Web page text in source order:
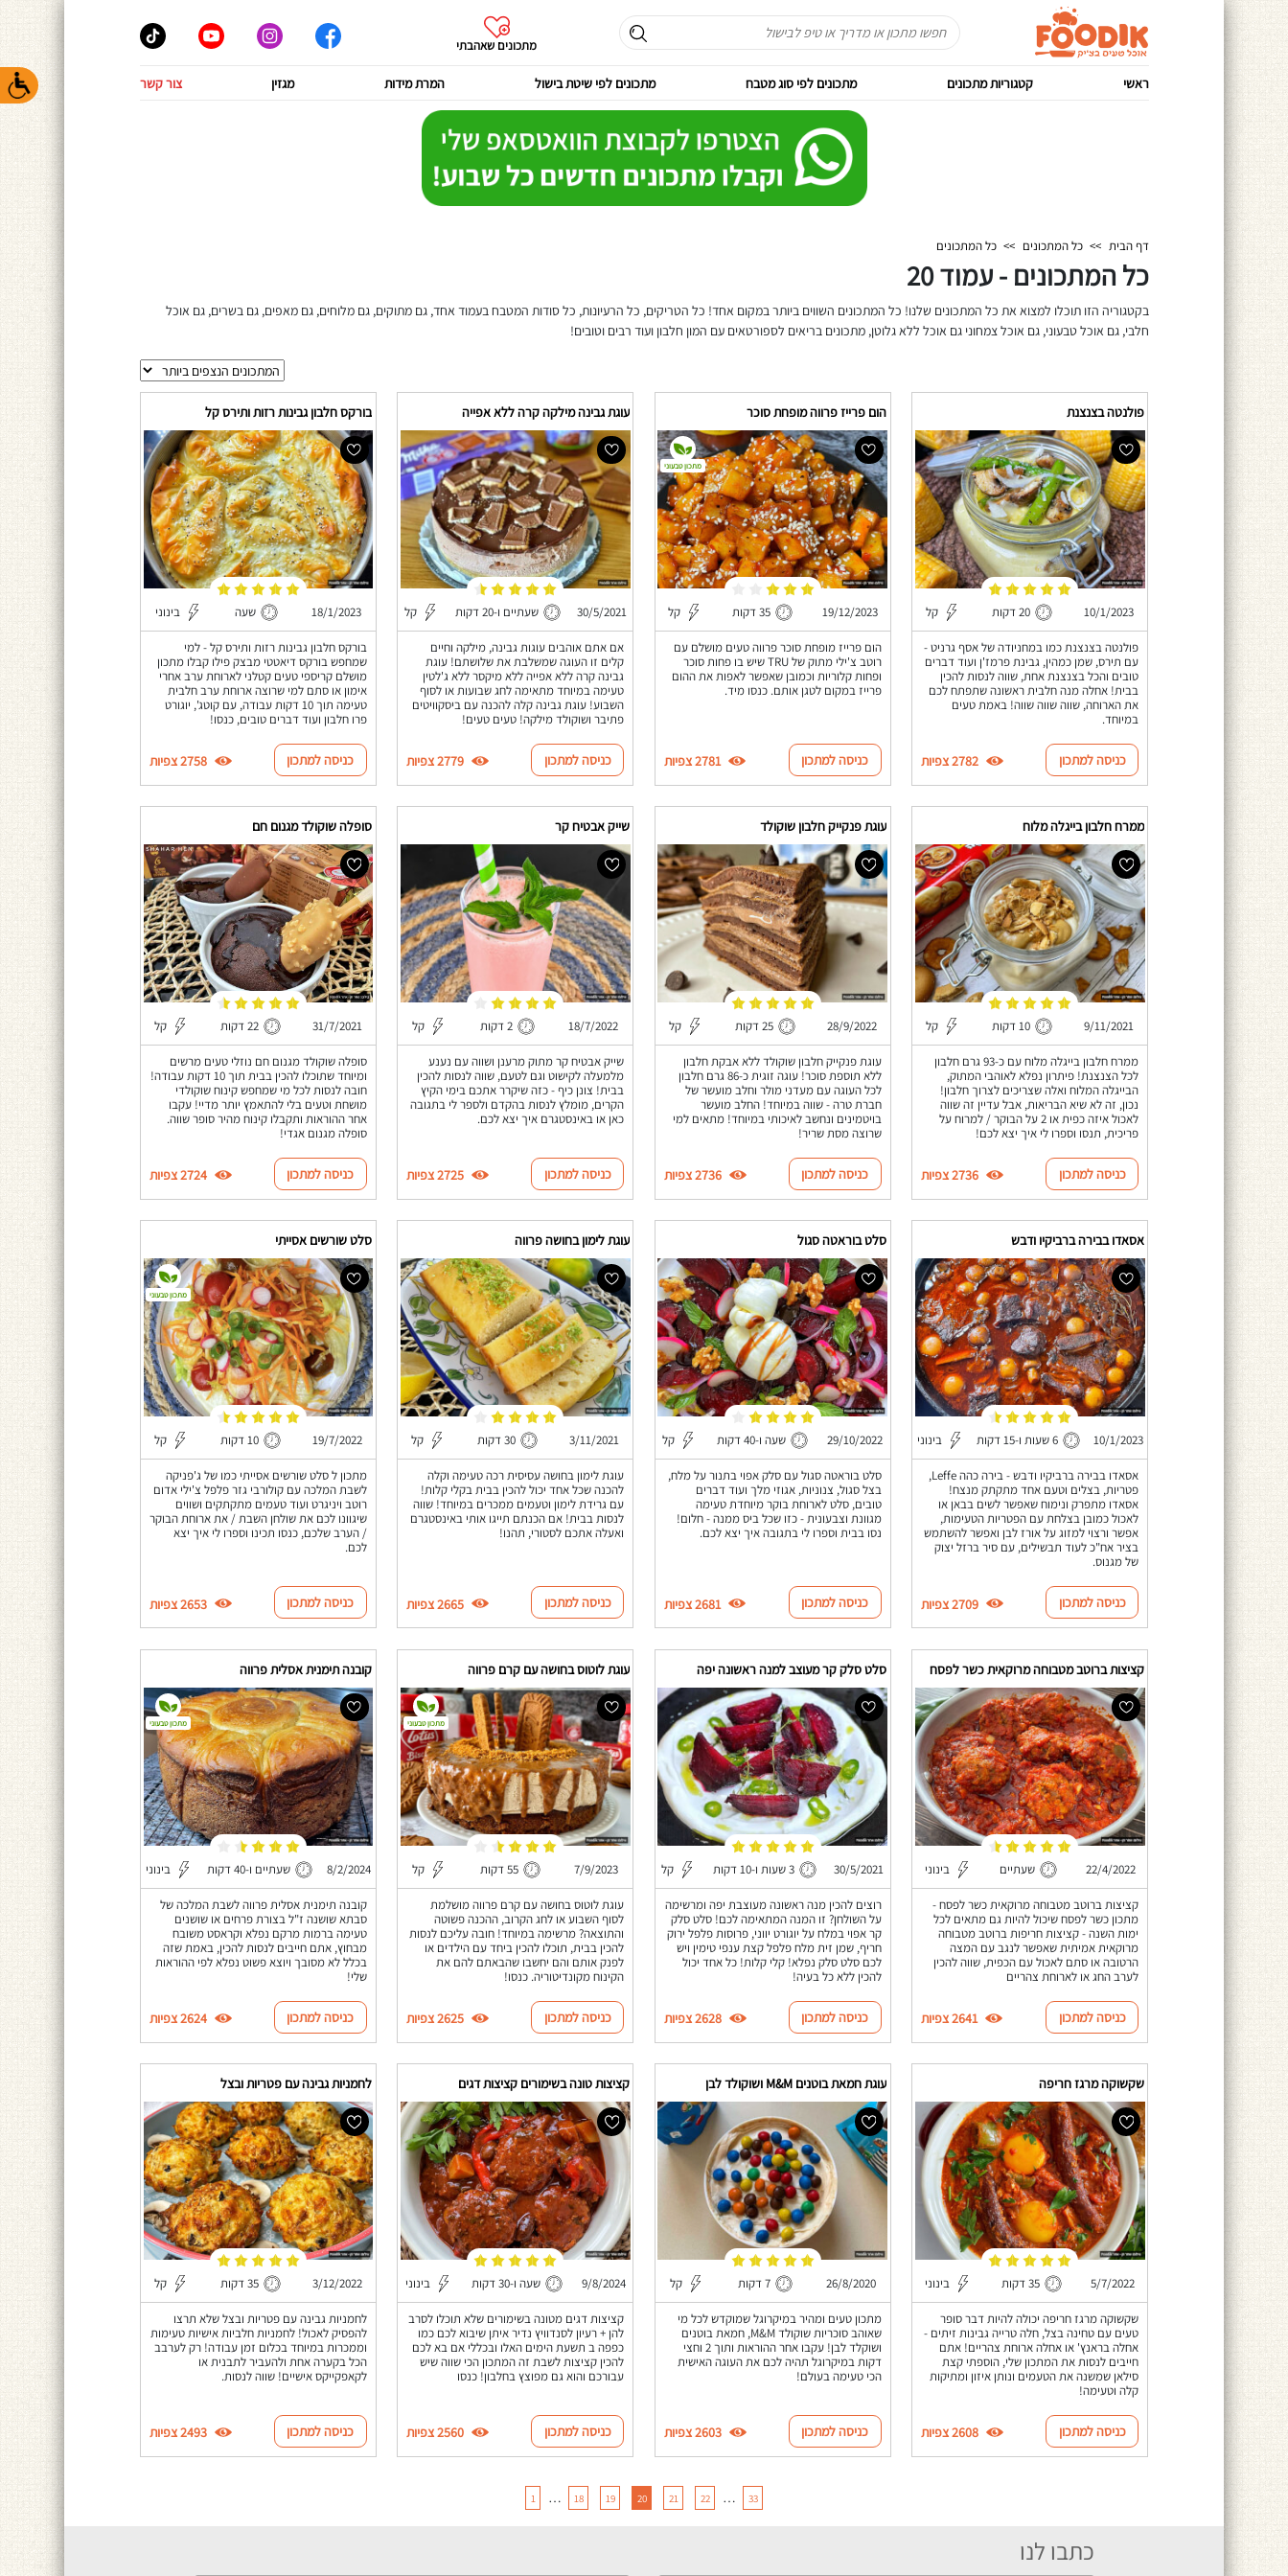
מתכונים שאהבתי
ראשי קטגוריות מתכונים מתכונים לפי סוג מטבח מתכונים לפי שיטת בישול המרת מידות מגזין צור קשר
דף הבית >> כל המתכונים >> כל המתכונים
כל המתכונים - עמוד 20
בקטגוריה הזו תוכלו למצוא את כל המתכונים שלנו! כל המתכונים השווים ביותר במקום אחד! כל הטריקים, כל הרעיונות, כל סודות המטבח בעמוד אחד, גם מתוקים, גם מלוחים, גם מאפים, גם בשרים, גם אוכל
חלבי, גם אוכל טבעוני, גם אוכל צמחוני גם אוכל ללא גלוטן, מתכונים בריאים לספורטאים עם המון חלבון ועוד רבים וטובים!
פולנטה בצנצנת
10/1/2023 20 דקות קל
פולנטה בצנצנת כמו במחניודה של אסף גרניט -
עם תירס, שמן כמהין, גבינת פרמז'ן ועוד דברים
טובים והכל בצנצנת אחת, שווה לנסות להכין
בבית! אחלה מנה חלבית ראשונה שתפתח לכם
את הארוחה, שווה שווה שווה! באמת טעים
במיוחד.
כניסה למתכון 2782 צפיות
הום פרייז פרווה מופחת סוכר
19/12/2023 35 דקות קל
הום פרייז מופחת סוכר פרווה טעים מושלם עם
רוטב צ'ילי מתוק של TRU שיש בו פחות סוכר
ופחות קלוריות וכמובן שאפשר לאפות את ההום
פרייז במקום לטגן אותם. כנסו מיד.
מתכון טבעוני
כניסה למתכון 2781 צפיות
עוגת גבינה מילקה קרה ללא אפייה
30/5/2021 שעתיים ו-20 דקות קל
אם אתם אוהבים עוגות גבינה, מילקה וחיים
קלים זו העוגה שמשלבת את שלושתם! עוגת
גבינה קרה ללא אפייה ללא מיקסר ללא ג'לטין
טעימה במיוחד מתאימה לחג שבועות או לסוף
השבוע! עוגת גבינה קלה להכנה עם ביסקוויטים
פתיבר ושוקולד מילקה! טעים טעים!
כניסה למתכון 2779 צפיות
בורקס חלבון גבינות רזות ותירס קל
18/1/2023 שעה בינוני
בורקס חלבון גבינות רזות ותירס קל - למי
שמחפש בורקס דיאטטי מבצק פילו קבלו מתכון
מושלם קריספי טעים קטלני לארוחת ערב אחרי
אימון או סתם למי שרוצה ארוחת ערב חלבית
טעימה תוך 10 דקות עבודה, עם קוטג', יוגורט
פרו חלבון ועוד דברים טובים, כנסו!
כניסה למתכון 2758 צפיות
ממרח חלבון בייגלה מלוח
9/11/2021 10 דקות קל
ממרח חלבון בייגלה מלוח עם כ-93 גרם חלבון
לכל הצנצנת! פיתרון נפלא לאוהבי המתוק,
הבייגלה המלוח ואלה שצריכים לצרוך חלבון!
נכון, זה לא שיא הבריאות, אבל עדיין זה שווה
לאכול איזה כפית או 2 על הבוקר / למרוח על
פריכית, תנסו וספרו לי איך יצא לכם!
כניסה למתכון 2736 צפיות
עוגת פנקייק חלבון שוקולד
28/9/2022 25 דקות קל
עוגת פנקייק חלבון שוקולד ללא אבקת חלבון
ללא תוספת סוכר! עוגה זוגית כ-86 גרם חלבון
לכל העוגה עם מעדני מולר וחלב מועשר של
חברת טרה - שווה במיוחד! החלב מועשר
בויטמינים ונחשב לאיכותי במיוחד! מתאים למי
שרוצה מסת שריר!
כניסה למתכון 2736 צפיות
שייק אבטיח קר
18/7/2022 2 דקות קל
שייק אבטיח קר מתוק מרענן ושווה עם נענע
מלמעלה לקישוט וגם לטעם, שווה לנסות להכין
בבית! צונן כיף - כזה שיקרר אתכם בימי הקיץ
הקרים, מומלץ לנסות בהקדם ולספר לי בתגובה
כאן או באינסטגרם איך יצא לכם.
כניסה למתכון 2725 צפיות
סופלה שוקולד מגנום חם
31/7/2021 22 דקות קל
סופלה שוקולד מגנום חם נוזלי טעים מרשים
ומיוחד שתוכלו להכין בבית תוך 10 דקות עבודה!
חובה לנסות לכל מי שמחפש קינוח שוקולדי
מושחת וטעים בלי להתאמץ יותר מדיי! עקבו
אחר ההוראות ותקבלו קינוח מהיר סופר שווה.
סופלה מגנום אגדי!
כניסה למתכון 2724 צפיות
אסאדו בבירה ברביקיו ודבש
10/1/2023 6 שעות ו-15 דקות בינוני
אסאדו בבירה ברביקיו ודבש - בירה כהה Leffe,
פטריות, בצלים וטעם אחד מתקתק מנצח!
אסאדו מתפרק ונימוח שאפשר לשים בבאן או
לאכול כמובן בצלחת עם הפטריות הטעימות,
אפשר ורצוי למזוג על אורז לבן ואפשר להשתמש
בציר אח"כ לעוד תבשילים, עם סיר ברזל יצוק
של מגנוס.
כניסה למתכון 2709 צפיות
סלט בוראטה סגול
29/10/2022 שעה ו-40 דקות קל
סלט בוראטה סגול עם סלק אפוי בתנור על מלח,
בצל סגול, צנוניות, אגוזי מלך ועוד דברים
טובים, סלט לארוחת בוקר מיוחדת טעימה
מגוונת וצבעונית - כזו שכל ביס ממנה - חלום!
נסו בבית וספרו לי בתגובה איך יצא לכם.
כניסה למתכון 2681 צפיות
עוגת לימון בחושה פרווה
3/11/2021 30 דקות קל
עוגת לימון בחושה עסיסית רכה טעימה וקלה
להכנה שכל אחד יכול להכין בבית בקלי קלות!
עם גרידת לימון וטעמים ממכרים במיוחד! שווה
לנסות בבית! אם הכנתם תייגו אותי באינסטגרם
ואעלה אתכם לסטורי, תהנו!
כניסה למתכון 2665 צפיות
סלט שורשים אסייתי
19/7/2022 10 דקות קל
מתכון ל סלט שורשים אסייתי כמו של ג'פניקה
לשבת המלכה עם קולורבי גזר פלפל צ'ילי אדום
רוטב ויניגרט ועוד טעמים מתקתקים ושווים
שיגוונו לכם את שולחן השבת / את ארוחת הבוקר
/ הערב שלכם, כנסו תכינו וספרו לי איך יצא
לכם.
מתכון טבעוני
כניסה למתכון 2653 צפיות
קציצות ברוטב מטבוחה מרוקאית כשר לפסח
22/4/2022 שעתיים בינוני
קציצות ברוטב מטבוחה מרוקאית כשר לפסח -
מתכון כשר לפסח שיכול להיות גם מתאים לכל
ימות השנה - קציצות חריפות ברוטב מטבוחה
מרוקאית אמיתית שאפשר לנגב עם המצה
הרטובה או סתם לאכול עם הכפית, שווה להכין
לערב החג או לארוחת צהריים
כניסה למתכון 2641 צפיות
סלט סלק קר מעוצב למנה ראשונה יפה
30/5/2021 3 שעות ו-10 דקות קל
רוצים להכין מנה ראשונה מעוצבת יפה ומרשימה
על השולחן? זו המנה המתאימה לכם! סלט סלק
קר אפוי במלח על יוגורט יווני, פרוסות פלפל ירוק
חריף, שמן זית מלח פלפל קצת ענפי טימין ויש
לכם סלט סלק נפלא! קלי קלות! כל אחד יכול
להכין ללא כל בעיה!
כניסה למתכון 2628 צפיות
עוגת לוטוס בחושה עם קרם פרווה
7/9/2023 55 דקות קל
עוגת לוטוס בחושה עם קרם פרווה מושלמת
לסוף השבוע או לחג הקרוב, ההכנה פשוטה
והתוצאה? מרשימה במיוחד! חובה עליכם לנסות
להכין בבית, תוכלו להכין ביחד עם הילדים או
לפנק אותם והם יחשבו שהבאתם להם את
הקינוח מקונדיטוריה. כנסו!
מתכון טבעוני
כניסה למתכון 2625 צפיות
קובנה תימנית אסלית פרווה
8/2/2024 שעתיים ו-40 דקות בינוני
קובנה תימנית אסלית פרווה לשבת המלכה של
סבתא שושנה ז"ל בצורת פרחים או שושנים
טעימה ברמות מרקם נפלא וקראסט משובח
מבחוץ, אתם חייבים לנסות להכין, באמת שזה
בכלל לא מסובך ויוצא פשוט נפלא לפי ההוראות
שלי!
מתכון טבעוני
כניסה למתכון 2624 צפיות
שקשוקה מרגז חריפה
5/7/2022 35 דקות בינוני
שקשוקה מרגז חריפה יכולה להיות דבר סופר
טעים עם טחינה בצל, חלה טרייה גבינות זיתים -
אחלה בראנץ' או אחלה ארוחת צהריים! אתם
חייבים לנסות את המתכון שלי, הוספתי קצת
סילאן שמשנה את הטעמים ונותן איזון ומתיקות
קלה וטעימה!
כניסה למתכון 2608 צפיות
עוגת חמאת בוטנים M&M ושוקולד לבן
26/8/2020 7 דקות קל
מתכון טעים ומהיר במיקרוגל שמוקדש לכל מי
שאוהב סוכריות שוקולד M&M, חמאת בוטנים
ושוקלד לבן! עקבו אחר ההוראות ותוך 2 וחצי
דקות במיקרוגל תהיה לכם את העוגה האישית
הכי טעימה בעולם!
כניסה למתכון 2603 צפיות
קציצות טונה בשימורים קציצות דגים
9/8/2024 שעה ו-30 דקות בינוני
קציצות דגים מטונה בשימורים שלא תוכלו לסרב
להן + רעיון לסנדוויץ נדיר איתן שיבוא לכם כמו
כפפה ב תשעת הימים האלו ובכללי אם בא לכם
להכין קציצות לשבת זה המתכון הכי שווה שיש
עבורכם והוא גם מפוצץ בחלבון! כנסו
כניסה למתכון 2560 צפיות
לחמניות גבינה עם פטריות ובצל
3/12/2022 35 דקות קל
לחמניות גבינה עם פטריות ובצל שלא תרצו
להפסיק לאכול! לחמניות חלביות אישיות טעימות
וממכרות במיוחד בכלום זמן עבודה! רק לערבב
הכל בקערה אחת ולהעביר לתבנית או
לקאפקייקס אישיים! שווה לנסות.
כניסה למתכון 2493 צפיות
1 … 18 19 20 21 22 … 33
כתבו לנו